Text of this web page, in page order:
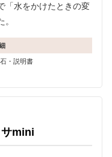
「水をかけたときの変
・説明書
サmini